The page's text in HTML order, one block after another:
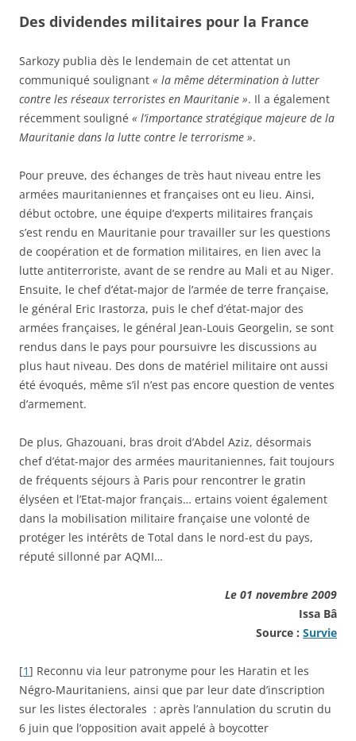
Des dividendes militaires pour la France
Sarkozy publia dès le lendemain de cet attentat un
communiqué soulignant « la même détermination à lutter
contre les réseaux terroristes en Mauritanie ». Il a également
récemment souligné « l’importance stratégique majeure de la
Mauritanie dans la lutte contre le terrorisme ».
Pour preuve, des échanges de très haut niveau entre les
armées mauritaniennes et françaises ont eu lieu. Ainsi,
début octobre, une équipe d’experts militaires français
s’est rendu en Mauritanie pour travailler sur les questions
de coopération et de formation militaires, en lien avec la
lutte antiterroriste, avant de se rendre au Mali et au Niger.
Ensuite, le chef d’état-major de l’armée de terre française,
le général Eric Irastorza, puis le chef d’état-major des
armées françaises, le général Jean-Louis Georgelin, se sont
rendus dans le pays pour poursuivre les discussions au
plus haut niveau. Des dons de matériel militaire ont aussi
été évoqués, même s’il n’est pas encore question de ventes
d’armement.
De plus, Ghazouani, bras droit d’Abdel Aziz, désormais
chef d’état-major des armées mauritaniennes, fait toujours
de fréquents séjours à Paris pour rencontrer le gratin
élyséen et l’Etat-major français… ertains voient également
dans la mobilisation militaire française une volonté de
protéger les intérêts de Total dans le nord-est du pays,
réputé sillonné par AQMI…
Le 01 novembre 2009
Issa Bâ
Source : Survie
[1] Reconnu via leur patronyme pour les Haratin et les
Négro-Mauritaniens, ainsi que par leur date d’inscription
sur les listes électorales : après l’annulation du scrutin du
6 juin que l’opposition avait appelé à boycotter